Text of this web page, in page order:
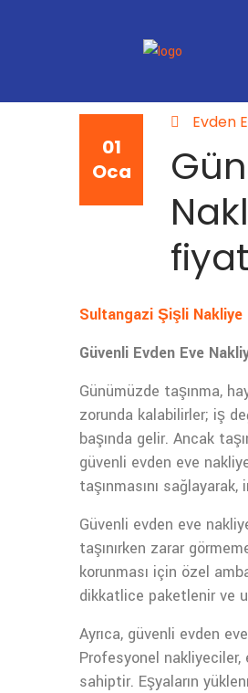
01
Oca
Evden
Sultangazi Şişli
Güvenli Evden Eve
Günümüzde taşınma,
zorunda kalabilirler; iş
başında gelir. Ancak
güvenli evden eve
taşınmasını
Güvenli evden eve
taşınırken zarar
korunması için özel
dikkatlice paketlenir ve
Ayrıca, güvenli evden
Profesyonel nakliyeciler,
sahiptir. Eşyaların